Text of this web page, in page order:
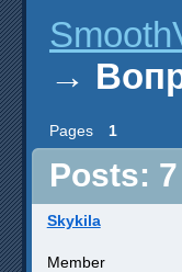
→
Pages 1
Posts: 7
Skykila
Member